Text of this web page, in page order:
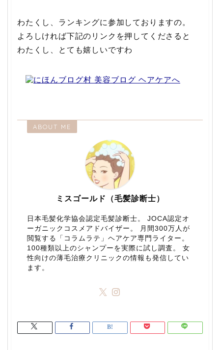
わたくし、ランキングに参加しておりますの。
よろしければ下記のリンクを押してくださると
わたくし、とても嬉しいですわ
ABOUT ME
ミスゴールド（毛髪診断士）
日本毛髪化学協会認定毛髪診断士。 JOCA認定オ
ーガニックコスメアドバイザー。 月間300万人が
閲覧する「コラムラテ」ヘアケア専門ライター。
100種類以上のシャンプーを実際に試し調査。 女
性向けの薄毛治療クリニックの情報も発信してい
ます。